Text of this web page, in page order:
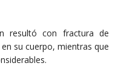
resultó con fractura de
su cuerpo, mientras que